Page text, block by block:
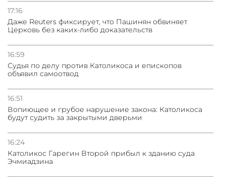
17:16
Даже Reuters фиксирует, что Пашинян обвиняет
Церковь без каких-либо доказательств
16:59
Судья по делу против Католикоса и епископов
объявил самоотвод
16:51
Вопиющее и грубое нарушение закона: Католикоса
будут судить за закрытыми дверьми
16:24
Католикос Гарегин Второй прибыл к зданию суда
Эчмиадзина
погрануправления СНБ Армении в Тбилиси